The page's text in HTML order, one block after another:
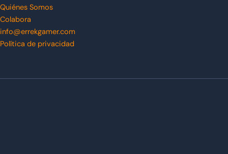
Quiénes Somos
Colabora
info@errekgamer.com
Política de privacidad